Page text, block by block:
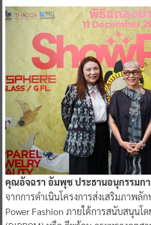
คุณอัจฉรา อัมพุช ประธานอนุกรรมก
จากการดำเนินโครงการส่งเสริมภาพ
Power Fashion ภายใต้การสนับสนุนโ